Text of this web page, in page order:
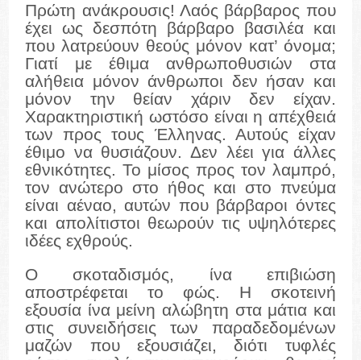
Πρώτη ανάκρουσις! Λαός βάρβαρος που
έχει ως δεσπότη βάρβαρο βασιλέα και
που λατρεύουν θεούς μόνον κατ’ όνομα;
Γιατί με έθιμα ανθρωποθυσιών στα
αλήθεια μόνον άνθρωποι δεν ήσαν και
μόνον την θείαν χάριν δεν είχαν.
Χαρακτηριστική ωστόσο είναι η απέχθειά
των προς τους Έλληνας. Αυτούς είχαν
έθιμο να θυσιάζουν. Δεν λέει για άλλες
εθνικότητες. Το μίσος προς τον λαμπρό,
τον ανώτερο στο ήθος και στο πνεύμα
είναι αέναο, αυτών που βάρβαροι όντες
και απολίτιστοι θεωρούν τις υψηλότερες
ιδέες εχθρούς.
Ο σκοταδισμός, ίνα επιβιώση
αποστρέφεται το φώς. Η σκοτεινή
εξουσία ίνα μείνη αλώβητη στα μάτια και
στις συνειδήσεις των παραδεδομένων
μαζών που εξουσιάζει, διότι τυφλές